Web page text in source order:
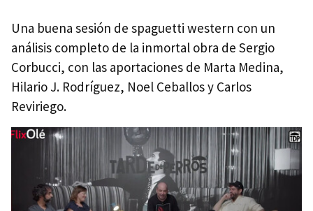
Una buena sesión de spaguetti western con un
análisis completo de la inmortal obra de Sergio
Corbucci, con las aportaciones de Marta Medina,
Hilario J. Rodríguez, Noel Ceballos y Carlos
Reviriego.